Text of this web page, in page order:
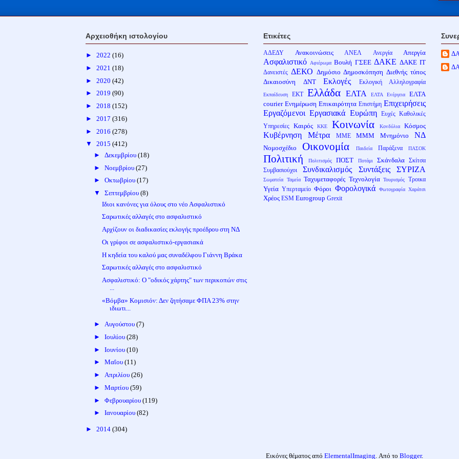
Αρχειοθήκη ιστολογίου
► 2022 (16)
► 2021 (18)
► 2020 (42)
► 2019 (90)
► 2018 (152)
► 2017 (316)
► 2016 (278)
▼ 2015 (412)
► Δεκεμβρίου (18)
► Νοεμβρίου (27)
► Οκτωβρίου (17)
▼ Σεπτεμβρίου (8)
Ιδιοι κανόνες για όλους στο νέο Ασφαλιστικό
Σαρωτικές αλλαγές στο ασφαλιστικό
Αρχίζουν οι διαδικασίες εκλογής προέδρου στη ΝΔ
Οι γρίφοι σε ασφαλιστικό-εργασιακά
Η κηδεία του καλού μας συναδέλφου Γιάννη Βράκα
Σαρωτικές αλλαγές στο ασφαλιστικό
Ασφαλιστικό: Ο "οδικός χάρτης" των περικοπών στις
...
«Βόμβα» Κομισιόν: Δεν ζητήσαμε ΦΠΑ 23% στην
ιδιωτι...
► Αυγούστου (7)
► Ιουλίου (28)
► Ιουνίου (10)
► Μαΐου (11)
► Απριλίου (26)
► Μαρτίου (59)
► Φεβρουαρίου (119)
► Ιανουαρίου (82)
► 2014 (304)
Ετικέτες
ΑΔΕΔΥ Ανακοινώσεις ΑΝΕΛ Ανεργία Απεργία
Ασφαλιστικό Αφιέρωμα Βουλή ΓΣΕΕ ΔΑΚΕ ΔΑΚΕ ΙΤ
Δανειστές ΔΕΚΟ Δημόσιο Δημοσκόπηση Διεθνής τύπος
Δικαιοσύνη
ΔΝΤ Εκλογές Εκλογική Αλληλογραφία
Εκπαίδευση ΕΚΤ Ελλάδα ΕΛΤΑ ΕΛΤΑ Ενέργεια
ΕΛΤΑ
courier Ενημέρωση Επικαιρότητα Επιστήμη Επιχειρήσεις
Εργαζόμενοι Εργασιακά Ευρώπη Ευχές Καθολικές
Υπηρεσίες
Καιρός ΚΚΕ Κοινωνία Κονδύλια Κόσμος
Κυβέρνηση Μέτρα ΜΜΕ ΜΜΜ Μνημόνιο ΝΔ
Νομοσχέδιο Οικονομία Παιδεία Παράξενα ΠΑΣΟΚ
Πολιτική Πολιτισμός ΠΟΣΤ Ποτάμι Σκάνδαλα
Σκίτσα
Συμβασιούχοι
Συνδικαλισμός Συντάξεις ΣΥΡΙΖΑ
Σωματεία Ταμεία Ταχυμεταφορές Τεχνολογία Τουρισμός Τροικα
Υγεία Υπερταμείο Φόροι Φορολογικά Φωτογραφία Χαράτσι
Χρέος ESM Eurogroup Grexit
Εικόνες θέματος από ElementalImaging . Από το Blogger.